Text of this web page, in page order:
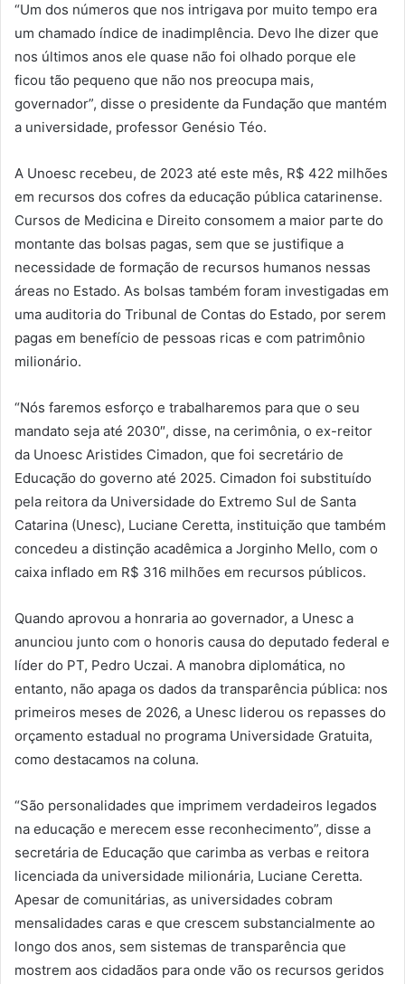
“Um dos números que nos intrigava por muito tempo era
um chamado índice de inadimplência. Devo lhe dizer que
nos últimos anos ele quase não foi olhado porque ele
ficou tão pequeno que não nos preocupa mais,
governador”, disse o presidente da Fundação que mantém
a universidade, professor Genésio Téo.
A Unoesc recebeu, de 2023 até este mês, R$ 422 milhões
em recursos dos cofres da educação pública catarinense.
Cursos de Medicina e Direito consomem a maior parte do
montante das bolsas pagas, sem que se justifique a
necessidade de formação de recursos humanos nessas
áreas no Estado. As bolsas também foram investigadas em
uma auditoria do Tribunal de Contas do Estado, por serem
pagas em benefício de pessoas ricas e com patrimônio
milionário.
“Nós faremos esforço e trabalharemos para que o seu
mandato seja até 2030″, disse, na cerimônia, o ex-reitor
da Unoesc Aristides Cimadon, que foi secretário de
Educação do governo até 2025. Cimadon foi substituído
pela reitora da Universidade do Extremo Sul de Santa
Catarina (Unesc), Luciane Ceretta, instituição que também
concedeu a distinção acadêmica a Jorginho Mello, com o
caixa inflado em R$ 316 milhões em recursos públicos.
Quando aprovou a honraria ao governador, a Unesc a
anunciou junto com o honoris causa do deputado federal e
líder do PT, Pedro Uczai. A manobra diplomática, no
entanto, não apaga os dados da transparência pública: nos
primeiros meses de 2026, a Unesc liderou os repasses do
orçamento estadual no programa Universidade Gratuita,
como destacamos na coluna.
“São personalidades que imprimem verdadeiros legados
na educação e merecem esse reconhecimento”, disse a
secretária de Educação que carimba as verbas e reitora
licenciada da universidade milionária, Luciane Ceretta.
Apesar de comunitárias, as universidades cobram
mensalidades caras e que crescem substancialmente ao
longo dos anos, sem sistemas de transparência que
mostrem aos cidadãos para onde vão os recursos geridos